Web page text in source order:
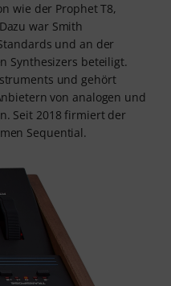
wie der Prophet T8,
war Smith
und an der
Synthesizers beteiligt.
und gehört
von analogen und
Seit 2018 firmiert der
Sequential.